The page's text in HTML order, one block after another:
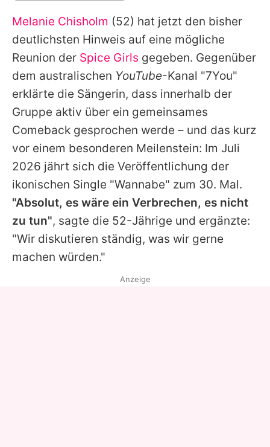
Alle Themen auf Promiflash
Jobs
App runterladen
Team
Redaktionelle Richtlinien
Impressum
Datenschutzerklärung
Nutzungsbedingungen
Utiq verwalten
Melanie Chisholm (52) hat jetzt den bisher
deutlichsten Hinweis auf eine mögliche
Reunion der Spice Girls gegeben. Gegenüber
dem australischen YouTube-Kanal "7You"
erklärte die Sängerin, dass innerhalb der
Gruppe aktiv über ein gemeinsames
Comeback gesprochen werde – und das kurz
vor einem besonderen Meilenstein: Im Juli
2026 jährt sich die Veröffentlichung der
ikonischen Single "Wannabe" zum 30. Mal.
"Absolut, es wäre ein Verbrechen, es nicht
zu tun", sagte die 52-Jährige und ergänzte:
"Wir diskutieren ständig, was wir gerne
machen würden."
Anzeige